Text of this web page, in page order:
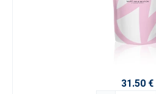
31.50 €